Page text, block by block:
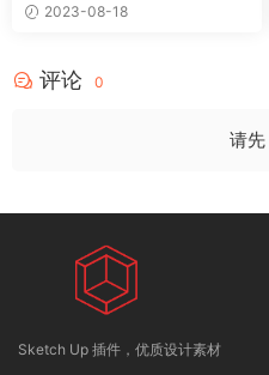
2023-08-18
评论 0
请先
Sketch Up 插件，优质设计素材